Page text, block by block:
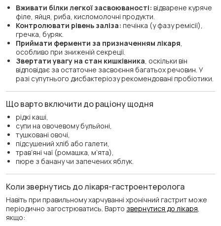
Вживати білки легкої засвоюваності: відварене куряче
філе, яйця, риба, кисломолочні продукти.
Контролювати рівень заліза: печінка (у фазу ремісії),
гречка, буряк.
Приймати ферменти за призначенням лікаря
особливо при зниженій секреції.
Звертати увагу на стан кишківника , оскільки він
відповідає за остаточне засвоєння багатьох речовин. У
разі супутнього дисбактеріозу рекомендовані пробіотики.
Що варто включити до раціону щодня
рідкі каші,
супи на овочевому бульйоні,
тушковані овочі,
підсушений хліб або галети,
трав’яні чаї (ромашка, м’ята),
пюре з банану чи запечених яблук.
Коли звернутись до лікаря-гастроентеролога
Навіть при правильному харчуванні хронічний гастрит може
періодично загострюватись. Варто звернутися до лікаря
якщо: